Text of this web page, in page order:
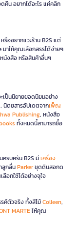
น อยากได้อะไร แค่คลิก
รืออยากแวะร้าน B2S แต่
มาให้คุณเลือกสรรได้ง่ายๆ
นังสือ หรือสินค้าอื่นๆ
เป็นนิยายยอดนิยมอย่าง
, นิตยสารอัปเดตจากเพ็ญ
Publishing, หนังสือ
ทั้งหมดนี้สามารถซื้อ
รบครัน B2S มีเครื่อง
ลูกลื่นParkerชุดดินสอกด
ลือกใช้ได้อย่างจุใจ
ค์ตัวจริง ทั้งสีไม้Colleen,
MARTEให้คุณ